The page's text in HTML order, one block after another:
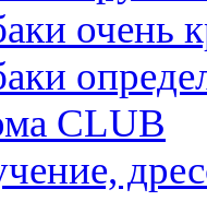
очень
CLUB